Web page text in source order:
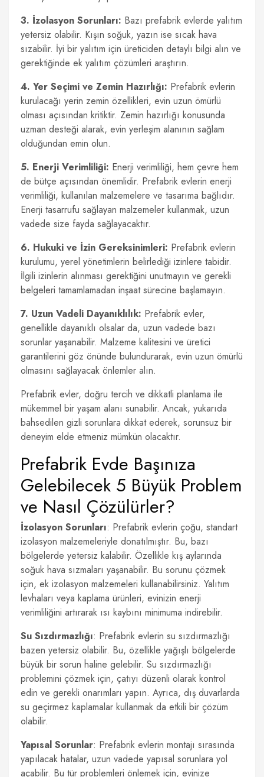
3. İzolasyon Sorunları: Bazı prefabrik evlerde yalıtım
yetersiz olabilir. Kışın soğuk, yazın ise sıcak hava
sızabilir. İyi bir yalıtım için üreticiden detaylı bilgi alın ve
gerektiğinde ek yalıtım çözümleri araştırın.
4. Yer Seçimi ve Zemin Hazırlığı: Prefabrik evlerin
kurulacağı yerin zemin özellikleri, evin uzun ömürlü
olması açısından kritiktir. Zemin hazırlığı konusunda
uzman desteği alarak, evin yerleşim alanının sağlam
olduğundan emin olun.
5. Enerji Verimliliği: Enerji verimliliği, hem çevre hem
de bütçe açısından önemlidir. Prefabrik evlerin enerji
verimliliği, kullanılan malzemelere ve tasarıma bağlıdır.
Enerji tasarrufu sağlayan malzemeler kullanmak, uzun
vadede size fayda sağlayacaktır.
6. Hukuki ve İzin Gereksinimleri: Prefabrik evlerin
kurulumu, yerel yönetimlerin belirlediği izinlere tabidir.
İlgili izinlerin alınması gerektiğini unutmayın ve gerekli
belgeleri tamamlamadan inşaat sürecine başlamayın.
7. Uzun Vadeli Dayanıklılık: Prefabrik evler,
genellikle dayanıklı olsalar da, uzun vadede bazı
sorunlar yaşanabilir. Malzeme kalitesini ve üretici
garantilerini göz önünde bulundurarak, evin uzun ömürlü
olmasını sağlayacak önlemler alın.
Prefabrik evler, doğru tercih ve dikkatli planlama ile
mükemmel bir yaşam alanı sunabilir. Ancak, yukarıda
bahsedilen gizli sorunlara dikkat ederek, sorunsuz bir
deneyim elde etmeniz mümkün olacaktır.
Prefabrik Evde Başınıza
Gelebilecek 5 Büyük Problem
ve Nasıl Çözülürler?
İzolasyon Sorunları: Prefabrik evlerin çoğu, standart
izolasyon malzemeleriyle donatılmıştır. Bu, bazı
bölgelerde yetersiz kalabilir. Özellikle kış aylarında
soğuk hava sızmaları yaşanabilir. Bu sorunu çözmek
için, ek izolasyon malzemeleri kullanabilirsiniz. Yalıtım
levhaları veya kaplama ürünleri, evinizin enerji
verimliliğini artırarak ısı kaybını minimuma indirebilir.
Su Sızdırmazlığı: Prefabrik evlerin su sızdırmazlığı
bazen yetersiz olabilir. Bu, özellikle yağışlı bölgelerde
büyük bir sorun haline gelebilir. Su sızdırmazlığı
problemini çözmek için, çatıyı düzenli olarak kontrol
edin ve gerekli onarımları yapın. Ayrıca, dış duvarlarda
su geçirmez kaplamalar kullanmak da etkili bir çözüm
olabilir.
Yapısal Sorunlar: Prefabrik evlerin montajı sırasında
yapılacak hatalar, uzun vadede yapısal sorunlara yol
açabilir. Bu tür problemleri önlemek için, evinize